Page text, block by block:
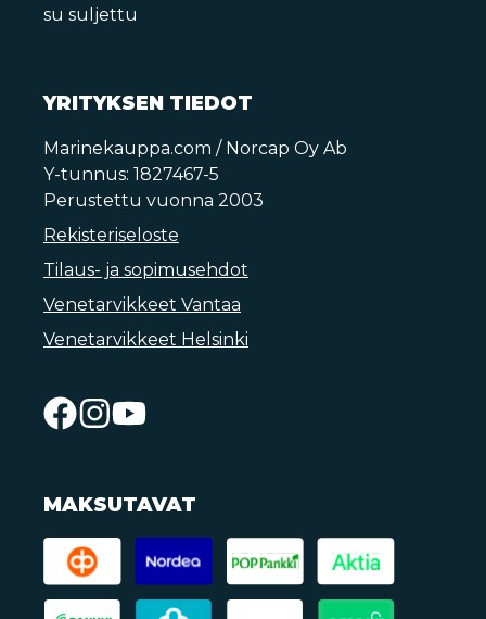
su suljettu
YRITYKSEN TIEDOT
Marinekauppa.com / Norcap Oy Ab
Y-tunnus: 1827467-5
Perustettu vuonna 2003
Rekisteriseloste
Tilaus- ja sopimusehdot
Venetarvikkeet Vantaa
Venetarvikkeet Helsinki
MAKSUTAVAT